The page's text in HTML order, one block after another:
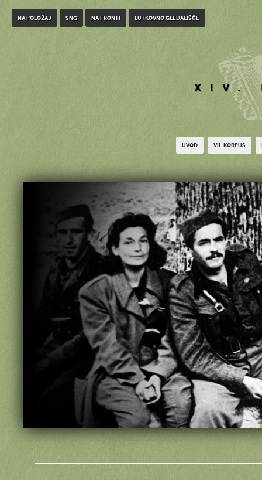
Na položaj SNG Na fronti Lutkovno gledališče
Uvod VII. korpus